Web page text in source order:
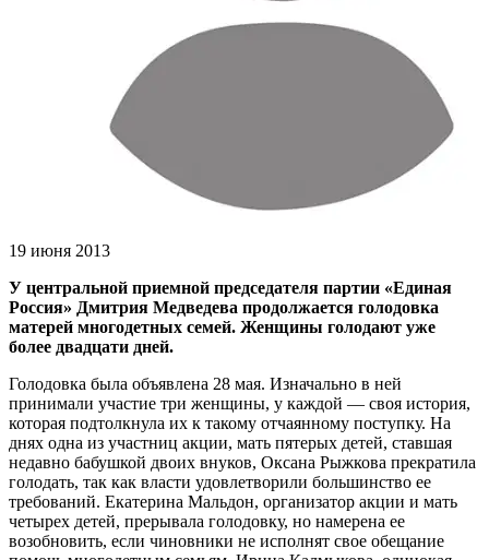
19 июня 2013
У центральной приемной председателя партии «Единая
Россия» Дмитрия Медведева продолжается голодовка
матерей многодетных семей. Женщины голодают уже
более двадцати дней.
Голодовка была объявлена 28 мая. Изначально в ней
принимали участие три женщины, у каждой — своя история,
которая подтолкнула их к такому отчаянному поступку. На
днях одна из участниц акции, мать пятерых детей, ставшая
недавно бабушкой двоих внуков, Оксана Рыжкова прекратила
голодать, так как власти удовлетворили большинство ее
требований. Екатерина Мальдон, организатор акции и мать
четырех детей, прерывала голодовку, но намерена ее
возобновить, если чиновники не исполнят свое обещание